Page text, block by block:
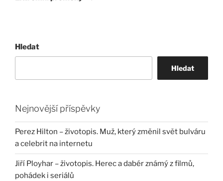
Hledat
Hledat
Nejnovější příspěvky
Perez Hilton – životopis. Muž, který změnil svět bulváru
a celebrit na internetu
Jiří Ployhar – životopis. Herec a dabér známý z filmů,
pohádek i seriálů